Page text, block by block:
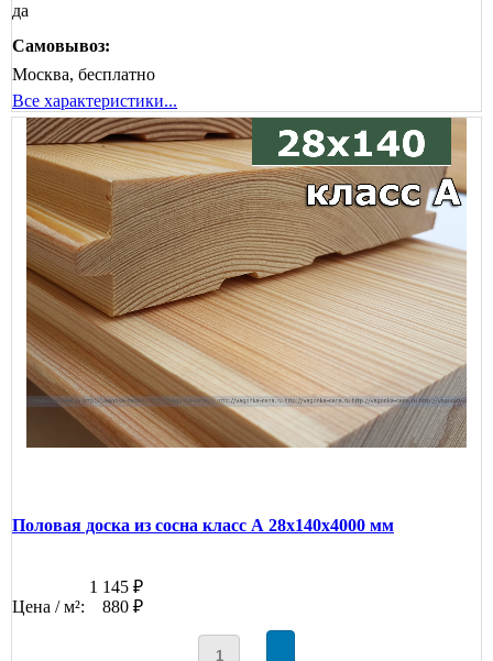
да
Самовывоз:
Москва, бесплатно
Все характеристики...
Половая доска из сосна класс А 28x140x4000 мм
1 145 ₽
Цена / м²:
880 ₽